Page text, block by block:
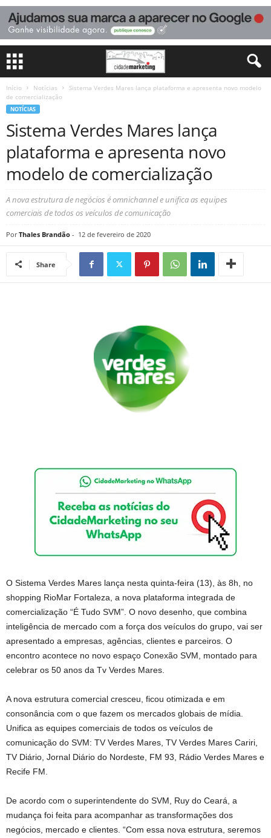
Início Notícias
Sistema Verdes Mares lança plataforma e apresenta novo modelo
de comercialização
NOTÍCIAS
Sistema Verdes Mares lança
plataforma e apresenta novo
modelo de comercialização
A nova estrutura de negócios é omnichannel e unifica as equipes
comerciais de todos os veículos de comunicação
Por Thales Brandão - 12 de fevereiro de 2020
Share
O Sistema Verdes Mares lança nesta quinta-feira (13), às 8h, no
shopping RioMar Fortaleza, a nova plataforma integrada de
comercialização “É Tudo SVM”. O novo desenho, que combina
inteligência de mercado com a força dos veículos do grupo, vai ser
apresentado a empresas, agências, clientes e parceiros. O
encontro acontece no novo espaço Conexão SVM, montado para
celebrar os 50 anos da Tv Verdes Mares.
A nova estrutura comercial cresceu, ficou otimizada e em
consonância com o que fazem os mercados globais de mídia.
Unifica as equipes comerciais de todos os veículos de
comunicação do SVM: TV Verdes Mares, TV Verdes Mares Cariri,
TV Diário, Jornal Diário do Nordeste, FM 93, Rádio Verdes Mares e
Recife FM.
De acordo com o superintendente do SVM, Ruy do Ceará, a
mudança foi feita para acompanhar as transformações dos
negócios, mercado e clientes. “Com essa nova estrutura, seremos